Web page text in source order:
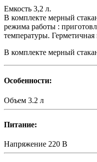
Емкость 3,2 л.
В комплекте мерный
режима работы :
температуры.
В комплекте мерный
Особенности:
Объем 3.2 л
Питание:
Напряжение 220 В